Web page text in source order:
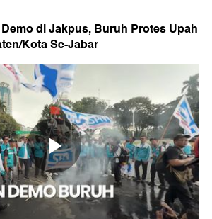
di Jakpus, Buruh Protes Upah
Kota Se-Jabar